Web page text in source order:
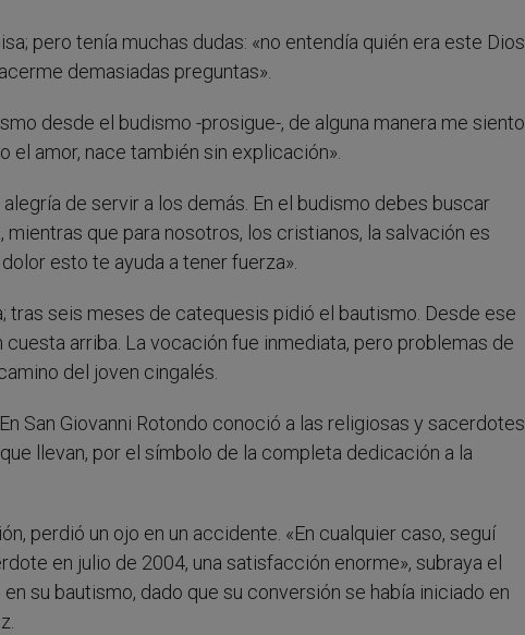
pero tenía muchas dudas: «no entendía quién era este Dios
demasiadas preguntas».
desde el budismo -prosigue-, de alguna manera me siento
amor, nace también sin explicación».
de servir a los demás. En el budismo debes buscar
que para nosotros, los cristianos, la salvación es
esto te ayuda a tener fuerza».
tras seis meses de catequesis pidió el bautismo. Desde ese
arriba. La vocación fue inmediata, pero problemas de
del joven cingalés.
San Giovanni Rotondo conoció a las religiosas y sacerdotes
llevan, por el símbolo de la completa dedicación a la
perdió un ojo en un accidente. «En cualquier caso, seguí
en julio de 2004, una satisfacción enorme», subraya el
su bautismo, dado que su conversión se había iniciado en